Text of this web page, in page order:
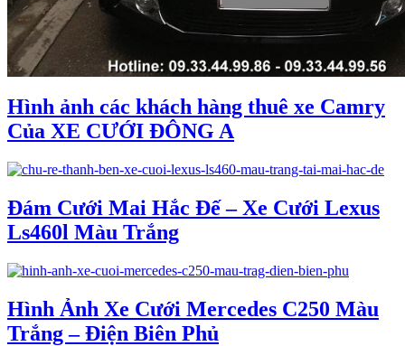
Hình ảnh các khách hàng thuê xe Camry
Của XE CƯỚI ĐÔNG A
Đám Cưới Mai Hắc Đế – Xe Cưới Lexus
Ls460l Màu Trắng
Hình Ảnh Xe Cưới Mercedes C250 Màu
Trắng – Điện Biên Phủ